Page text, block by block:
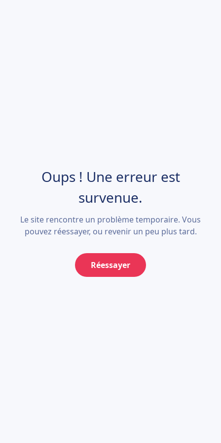
Oups ! Une erreur est
survenue.
Le site rencontre un problème temporaire. Vous
pouvez réessayer, ou revenir un peu plus tard.
Réessayer